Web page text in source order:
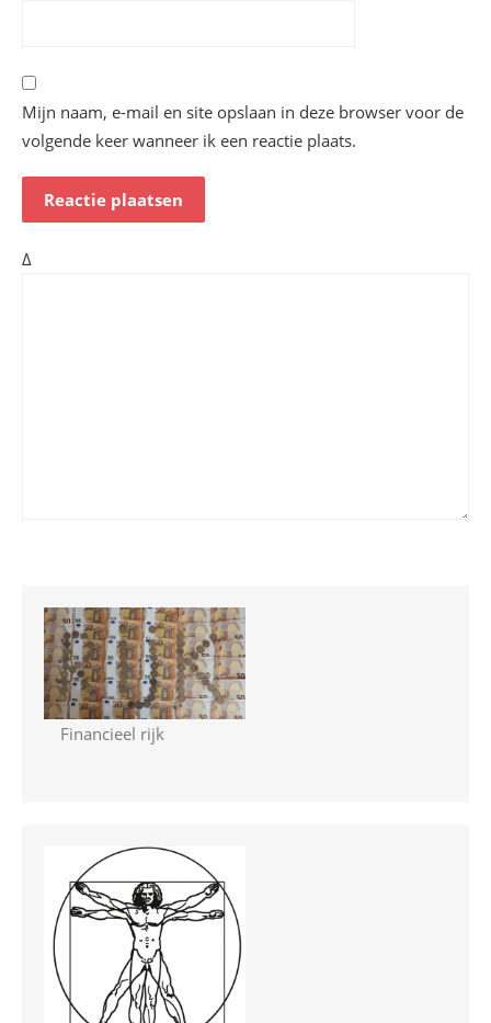
Mijn naam, e-mail en site opslaan in deze browser voor de
volgende keer wanneer ik een reactie plaats.
Δ
Financieel rijk